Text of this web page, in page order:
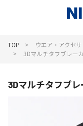
TOP ウエア・アクセサ
3Dマルチタフブレー
3Dマルチタフブ